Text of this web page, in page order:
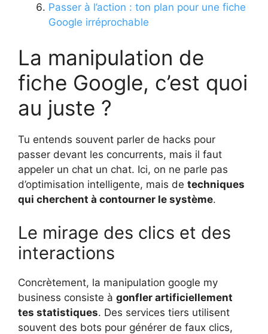
Passer à l’action : ton plan pour une fiche
Google irréprochable
La manipulation de
fiche Google, c’est quoi
au juste ?
Tu entends souvent parler de hacks pour
passer devant les concurrents, mais il faut
appeler un chat un chat. Ici, on ne parle pas
d’optimisation intelligente, mais de techniques
qui cherchent à contourner le système.
Le mirage des clics et des
interactions
Concrètement, la manipulation google my
business consiste à gonfler artificiellement
tes statistiques. Des services tiers utilisent
souvent des bots pour générer de faux clics,